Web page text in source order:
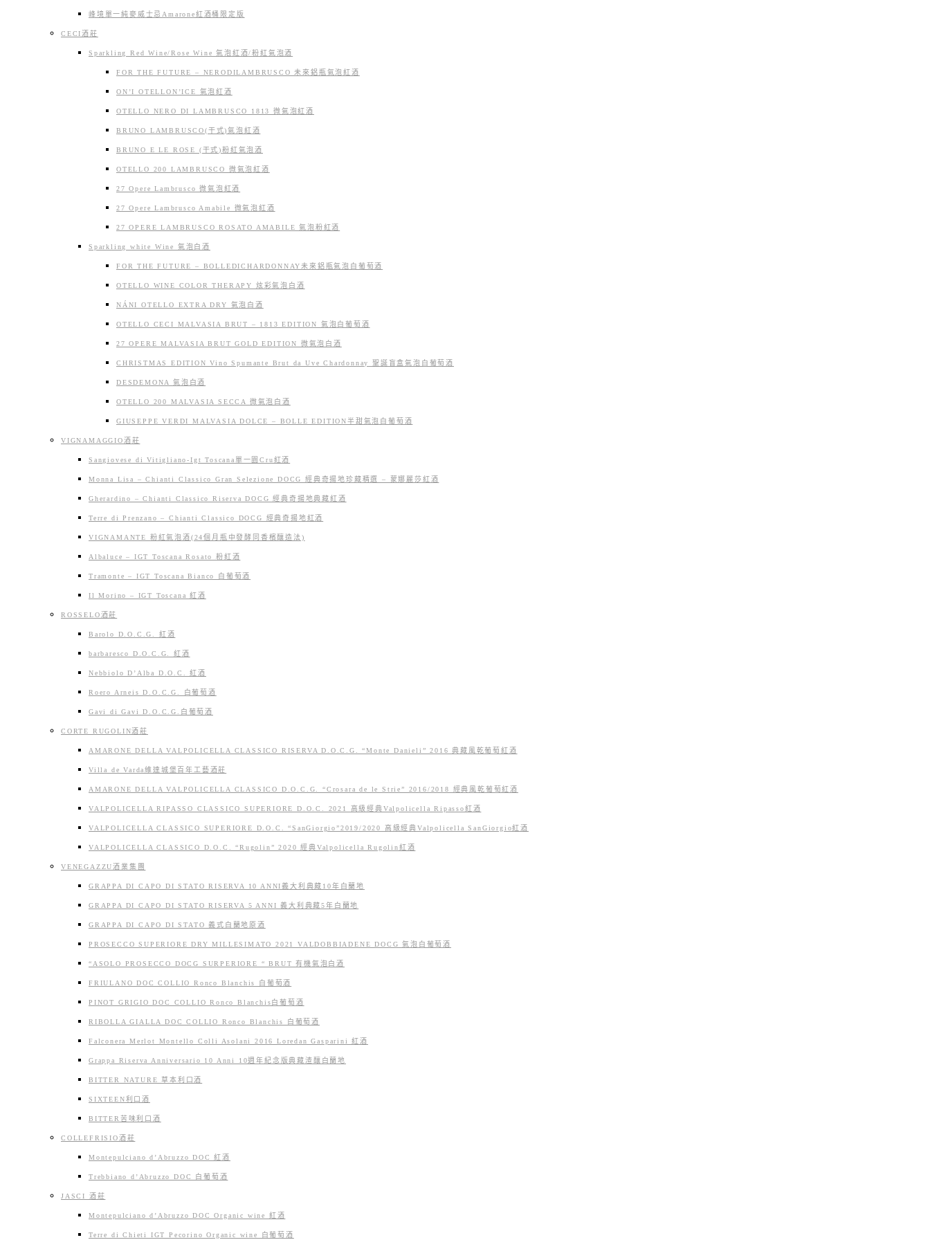
峰境單一純麥威士忌Amarone紅酒桶限定版
CECI酒莊
Sparkling Red Wine/Rose Wine 氣泡紅酒/粉紅氣泡酒
FOR THE FUTURE – NERODILAMBRUSCO 未來鋁瓶氣泡紅酒
ON’I OTELLON’ICE 氣泡紅酒
OTELLO NERO DI LAMBRUSCO 1813 微氣泡紅酒
BRUNO LAMBRUSCO(干式)氣泡紅酒
BRUNO E LE ROSE (干式)粉紅氣泡酒
OTELLO 200 LAMBRUSCO 微氣泡紅酒
27 Opere Lambrusco 微氣泡紅酒
27 Opere Lambrusco Amabile 微氣泡紅酒
27 OPERE LAMBRUSCO ROSATO AMABILE 氣泡粉紅酒
Sparkling white Wine 氣泡白酒
FOR THE FUTURE – BOLLEDICHARDONNAY未來鋁瓶氣泡白葡萄酒
OTELLO WINE COLOR THERAPY 炫彩氣泡白酒
NÁNI OTELLO EXTRA DRY 氣泡白酒
OTELLO CECI MALVASIA BRUT – 1813 EDITION 氣泡白葡萄酒
27 OPERE MALVASIA BRUT GOLD EDITION 微氣泡白酒
CHRISTMAS EDITION Vino Spumante Brut da Uve Chardonnay 聖誕盲盒氣泡白葡萄酒
DESDEMONA 氣泡白酒
OTELLO 200 MALVASIA SECCA 微氣泡白酒
GIUSEPPE VERDI MALVASIA DOLCE – BOLLE EDITION半甜氣泡白葡萄酒
VIGNAMAGGIO酒莊
Sangiovese di Vitigliano-Igt Toscana單一園Cru紅酒
Monna Lisa – Chianti Classico Gran Selezione DOCG 經典奇揚地珍藏精選 – 蒙娜麗莎紅酒
Gherardino – Chianti Classico Riserva DOCG 經典奇揚地典藏紅酒
Terre di Prenzano – Chianti Classico DOCG 經典奇揚地紅酒
VIGNAMANTE 粉紅氣泡酒(24個月瓶中發酵同香檳釀造法)
Albaluce – IGT Toscana Rosato 粉紅酒
Tramonte – IGT Toscana Bianco 白葡萄酒
Il Morino – IGT Toscana 紅酒
ROSSELO酒莊
Barolo D.O.C.G. 紅酒
barbaresco D.O.C.G. 紅酒
Nebbiolo D’Alba D.O.C. 紅酒
Roero Arneis D.O.C.G. 白葡萄酒
Gavi di Gavi D.O.C.G.白葡萄酒
CORTE RUGOLIN酒莊
AMARONE DELLA VALPOLICELLA CLASSICO RISERVA D.O.C.G. “Monte Danieli” 2016 典藏風乾葡萄紅酒
Villa de Varda維達城堡百年工藝酒莊
AMARONE DELLA VALPOLICELLA CLASSICO D.O.C.G. “Crosara de le Strie” 2016/2018 經典風乾葡萄紅酒
VALPOLICELLA RIPASSO CLASSICO SUPERIORE D.O.C. 2021 高級經典Valpolicella Ripasso紅酒
VALPOLICELLA CLASSICO SUPERIORE D.O.C. “SanGiorgio”2019/2020 高級經典Valpolicella SanGiorgio紅酒
VALPOLICELLA CLASSICO D.O.C. “Rugolin” 2020 經典Valpolicella Rugolin紅酒
VENEGAZZU酒業集團
GRAPPA DI CAPO DI STATO RISERVA 10 ANNI義大利典藏10年白蘭地
GRAPPA DI CAPO DI STATO RISERVA 5 ANNI 義大利典藏5年白蘭地
GRAPPA DI CAPO DI STATO 義式白蘭地原酒
PROSECCO SUPERIORE DRY MILLESIMATO 2021 VALDOBBIADENE DOCG 氣泡白葡萄酒
“ASOLO PROSECCO DOCG SURPERIORE “ BRUT 有機氣泡白酒
FRIULANO DOC COLLIO Ronco Blanchis 白葡萄酒
PINOT GRIGIO DOC COLLIO Ronco Blanchis白葡萄酒
RIBOLLA GIALLA DOC COLLIO Ronco Blanchis 白葡萄酒
Falconera Merlot Montello Colli Asolani 2016 Loredan Gasparini 紅酒
Grappa Riserva Anniversario 10 Anni 10週年紀念版典藏渣釀白蘭地
BITTER NATURE 草本利口酒
SIXTEEN利口酒
BITTER苦味利口酒
COLLEFRISIO酒莊
Montepulciano d’Abruzzo DOC 紅酒
Trebbiano d’Abruzzo DOC 白葡萄酒
JASCI 酒莊
Montepulciano d’Abruzzo DOC Organic wine 紅酒
Terre di Chieti IGT Pecorino Organic wine 白葡萄酒